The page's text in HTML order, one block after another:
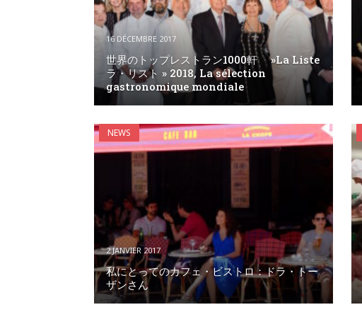
16 DÉCEMBRE 2017
世界のトップレストラン1000軒 »La Liste
ラ・リスト » 2018, La sélection
gastronomique mondiale
NEWS
2 JANVIER 2017
私にとってのカフェ・ビストロ：ドラ・トー
ザンさん